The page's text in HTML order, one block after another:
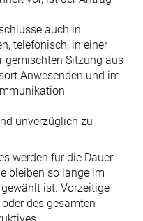
auch in
telefo­nisch, in einer
gemischten Sitzung aus
Anwesenden und im
unverzüglich zu
werden für die Dauer
bleiben so lange im
ist. Vorzeitige
des gesamten